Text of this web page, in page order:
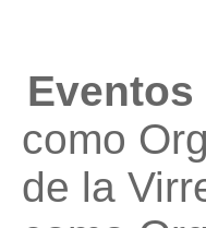
como
de la